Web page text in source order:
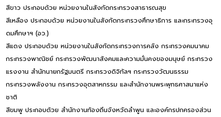
สีขาว ประกอบด้วย หน่วยงานในสังกัดกระทรวงสาธารณสุข
สีเหลือง ประกอบด้วย หน่วยงานในสังกัดกระทรวงศึกษาธิการ และกระทรวงอุ
ดมศึกษาฯ (อว.)
สีแดง ประกอบด้วย หน่วยงานในสังกัดกระทรวงการคลัง กระทรวงคมนาคม
กระทรวงพาณิชย์ กระทรวงพัฒนาสังคมและความมั่นคงของมนุษย์ กระทรวง
แรงงาน สำนักนายกรัฐมนตรี กระทรวงดิจิทัลฯ กระทรวงวัฒนธรรม
กระทรวงพลังงาน กระทรวงอุตสาหกรรม และสำนักงานพระพุทธศาสนาแห่ง
ชาติ
สีขมพู ประกอบด้วย สำนักงานท้องถิ่นจังหวัดลำพูน และองค์กรปกครองส่วน